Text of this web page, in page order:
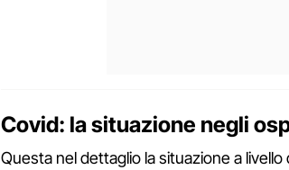
Covid: la situazione negli
Questa nel dettaglio la situazione a